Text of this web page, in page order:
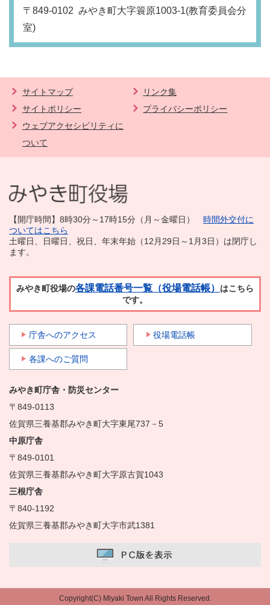
〒849-0102 みやき町大字簑原1003-1(教育委員会分
室)
サイトマップ
リンク集
サイトポリシー
プライバシーポリシー
ウェブアクセシビリティに
ついて
【開庁時間】8時30分～17時15分（月～金曜日） 時間外交付に
ついてはこちら
土曜日、日曜日、祝日、年末年始（12月29日～1月3日）は閉庁し
ます。
みやき町役場の各課電話番号一覧（役場電話帳） はこちら
です。
庁舎へのアクセス 役場電話帳
各課へのご質問
みやき町庁舎・防災センター
〒849-0113
佐賀県三養基郡みやき町大字東尾737－5
中原庁舎
〒849-0101
佐賀県三養基郡みやき町大字原古賀1043
三根庁舎
〒840-1192
佐賀県三養基郡みやき町大字市武1381
Copyright(C) Miyaki Town All Rights Reserved.